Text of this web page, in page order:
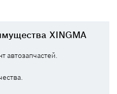
XINGMA
автозапчастей.